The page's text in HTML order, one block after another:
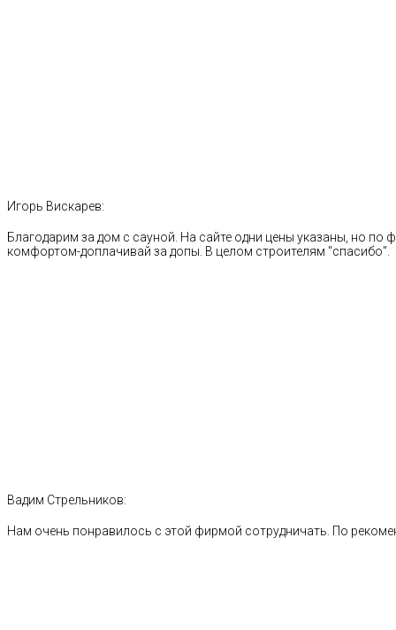
Игорь Вискарев:
Благодарим за дом с сауной. На сайте одни цены указаны, но по
комфортом-доплачивай за допы. В целом строителям "спасибо".
Вадим Стрельников:
Нам очень понравилось с этой фирмой сотрудничать. По